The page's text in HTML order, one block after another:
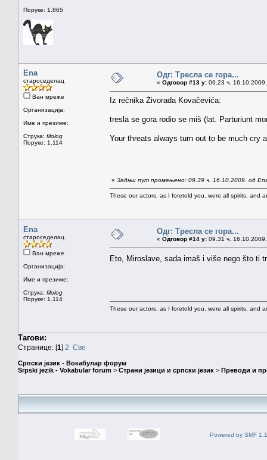
Поруке: 1.865
Ena
староседелац
Ван мреже
Организација:
Име и презиме:
Струка: filolog
Поруке: 1.114
Одг: Тресла се гора...
« Одговор #13 у: 09.23 ч.
Iz rečnika Živorada Kovačevića:
tresla se gora rodio se miš (lat. Parturiunt
Your threats always turn out to be much cry
« Задњи пут промењено: 09.39 ч. 16.10.2009. од
These our actors, as I foretold you, were all spirits, and
Ena
староседелац
Ван мреже
Организација:
Име и презиме:
Струка: filolog
Поруке: 1.114
Одг: Тресла се гора...
« Одговор #14 у: 09.31 ч.
Eto, Miroslave, sada imaš i više nego što ti
These our actors, as I foretold you, were all spirits, and
Тагови:
Странице: [1] 2 Све
Српски језик - Вокабулар форум
Srpski jezik - Vokabular forum > Страни језици и српски језик > Преводи и
Powered by SMF